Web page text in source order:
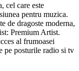
cel care este
pentru muzica.
de dragoste moderna,
Premium Artist.
al frumoasei
pe posturile radio si tv